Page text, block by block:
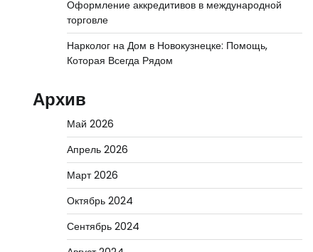
Оформление аккредитивов в международной
торговле
Нарколог на Дом в Новокузнецке: Помощь,
Которая Всегда Рядом
Архив
Май 2026
Апрель 2026
Март 2026
Октябрь 2024
Сентябрь 2024